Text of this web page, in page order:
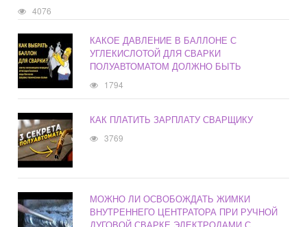
4076
КАКОЕ ДАВЛЕНИЕ В БАЛЛОНЕ С
УГЛЕКИСЛОТОЙ ДЛЯ СВАРКИ
ПОЛУАВТОМАТОМ ДОЛЖНО БЫТЬ
1794
КАК ПЛАТИТЬ ЗАРПЛАТУ СВАРЩИКУ
3769
МОЖНО ЛИ ОСВОБОЖДАТЬ ЖИМКИ
ВНУТРЕННЕГО ЦЕНТРАТОРА ПРИ РУЧНОЙ